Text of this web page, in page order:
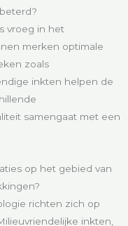
vroeg in het
merken optimale
zoals
inkten helpen de
samengaat met een
op het gebied van
richten zich op
inkten,